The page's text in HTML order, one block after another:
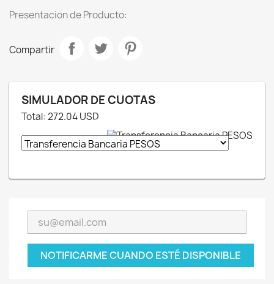
Presentacion de Producto:
Compartir
SIMULADOR DE CUOTAS
Total: 272.04USD
NOTIFICARME CUANDO ESTÉ DISPONIBLE